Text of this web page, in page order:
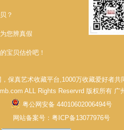
？
您辨真假
宝贝估价吧！
保真艺术收藏平台,1000万收藏爱好者共
ALL Rights Reservrd 版权所有 广
粤公网安备 44010602006494号
网站备案号： 粤ICP备13077976号